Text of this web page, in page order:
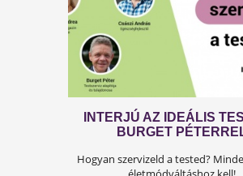
KURKUMA: AZ
GYÓGYNÖVÉNY
Az ősi indiai fűszer a
Ismerd meg az